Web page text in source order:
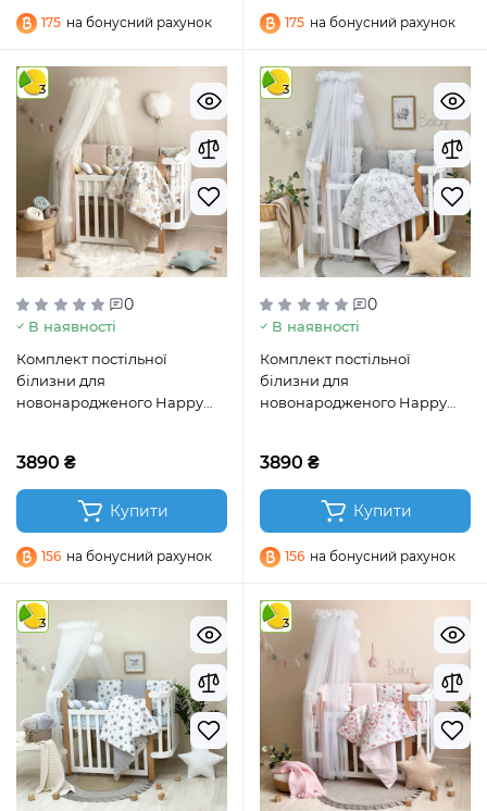
175 на бонусний рахунок 175 на бонусний рахунок
3
0
В наявності
Комплект постільної
білизни для
новонародженого Happy
3890 ₴
Купити
156 на бонусний рахунок
3
0
В наявності
Комплект постільної
білизни для
новонародженого Happy
3890 ₴
Купити
156 на бонусний рахунок
3 3